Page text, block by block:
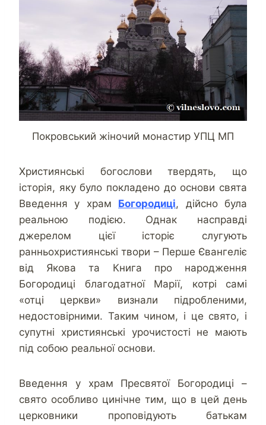
Покровський жіночий монастир УПЦ МП
Християнські богослови твердять, що
історія, яку було покладено до основи свята
Введення у храм Богородиці, дійсно була
реальною подією. Однак насправді
джерелом цієї історіє слугують
ранньохристиянські твори – Перше Євангеліє
від Якова та Книга про народження
Богородиці благодатної Марії, котрі самі
«отці церкви» визнали підробленими,
недостовірними. Таким чином, і це свято, і
супутні християнські урочистості не мають
під собою реальної основи.
Введення у храм Пресвятої Богородиці –
свято особливо цинічне тим, що в цей день
церковники проповідують батькам